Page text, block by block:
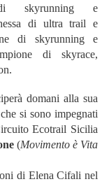
skyrunning e
di ultra trail e
di skyrunning e
di skyrace,
domani alla sua
si sono impegnati
Ecotrail Sicilia
(Movimento è Vita
di Elena Cifali nel